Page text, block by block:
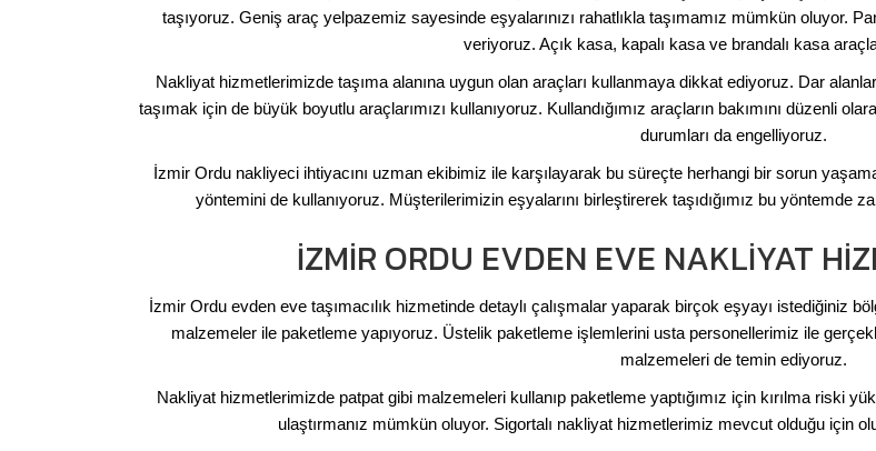
taşıyoruz. Geniş araç yelpazemiz sayesinde eşyalarınızı rahatlıkla taşımamız mümkün oluyor.
veriyoruz. Açık kasa, kapalı kasa ve brandalı kasa
Nakliyat hizmetlerimizde taşıma alanına uygun olan araçları kullanmaya dikkat ediyoruz. Dar
taşımak için de büyük boyutlu araçlarımızı kullanıyoruz. Kullandığımız araçların bakımını düzenli
durumları da engelliyoruz.
İzmir Ordu nakliyeci ihtiyacını uzman ekibimiz ile karşılayarak bu süreçte herhangi bir sorun
yöntemini de kullanıyoruz. Müşterilerimizin eşyalarını birleştirerek taşıdığımız bu yöntemde
İZMIR ORDU EVDEN EVE NAKLIYAT
İzmir Ordu evden eve taşımacılık hizmetinde detaylı çalışmalar yaparak birçok eşyayı istediğiniz
malzemeler ile paketleme yapıyoruz. Üstelik paketleme işlemlerini usta personellerimiz ile
malzemeleri de temin ediyoruz.
Nakliyat hizmetlerimizde patpat gibi malzemeleri kullanıp paketleme yaptığımız için kırılma riski
ulaştırmanız mümkün oluyor. Sigortalı nakliyat hizmetlerimiz mevcut olduğu için